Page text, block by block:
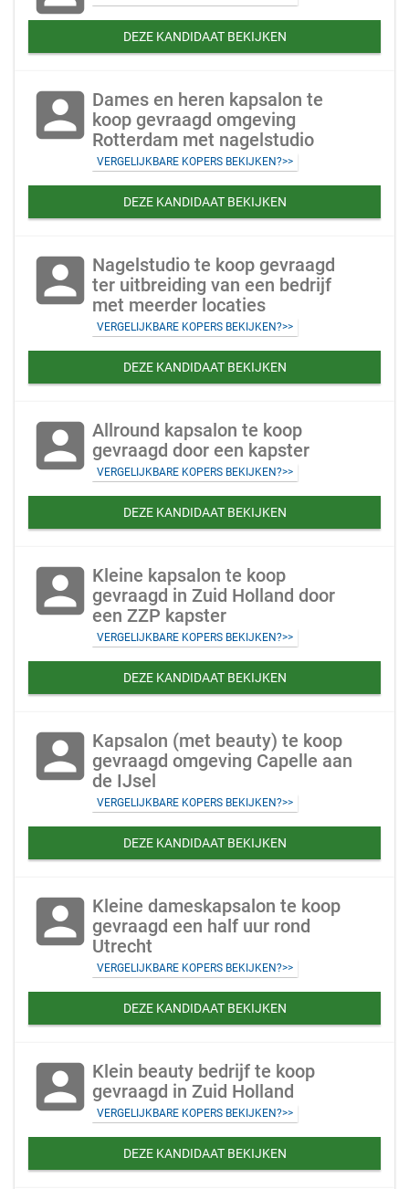
DEZE KANDIDAAT BEKIJKEN
account_box Dames en heren kapsalon te
koop gevraagd omgeving
Rotterdam met nagelstudio
VERGELIJKBARE KOPERS BEKIJKEN?>>
DEZE KANDIDAAT BEKIJKEN
account_box Nagelstudio te koop gevraagd
ter uitbreiding van een bedrijf
met meerder locaties
VERGELIJKBARE KOPERS BEKIJKEN?>>
DEZE KANDIDAAT BEKIJKEN
account_box Allround kapsalon te koop
gevraagd door een kapster
VERGELIJKBARE KOPERS BEKIJKEN?>>
DEZE KANDIDAAT BEKIJKEN
account_box Kleine kapsalon te koop
gevraagd in Zuid Holland door
een ZZP kapster
VERGELIJKBARE KOPERS BEKIJKEN?>>
DEZE KANDIDAAT BEKIJKEN
account_box Kapsalon (met beauty) te koop
gevraagd omgeving Capelle aan
de IJsel
VERGELIJKBARE KOPERS BEKIJKEN?>>
DEZE KANDIDAAT BEKIJKEN
account_box Kleine dameskapsalon te koop
gevraagd een half uur rond
Utrecht
VERGELIJKBARE KOPERS BEKIJKEN?>>
DEZE KANDIDAAT BEKIJKEN
account_box Klein beauty bedrijf te koop
gevraagd in Zuid Holland
VERGELIJKBARE KOPERS BEKIJKEN?>>
DEZE KANDIDAAT BEKIJKEN